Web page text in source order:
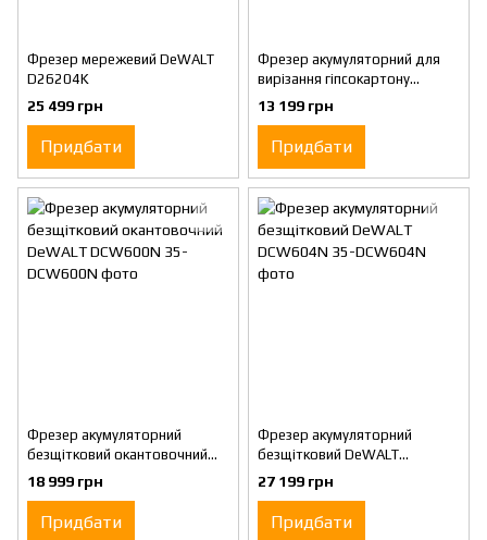
Фрезер мережевий DeWALT
D26204K
25 499 грн
Придбати
Фрезер акумуляторний для
вирізання гіпсокартону
DeWALT DCE555N
13 199 грн
Придбати
Фрезер акумуляторний
безщітковий окантовочний
DeWALT DCW600N
18 999 грн
Придбати
Фрезер акумуляторний
безщітковий DeWALT
DCW604N
27 199 грн
Придбати